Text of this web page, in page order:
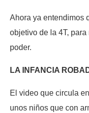
Ahora ya entendimos
objetivo de la 4T,
poder.
LA INFANCIA
El video que circula
unos niños que con